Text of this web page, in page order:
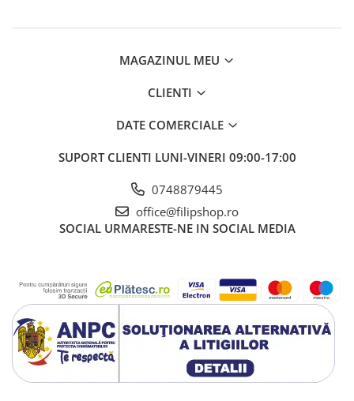
MAGAZINUL MEU
CLIENTI
DATE COMERCIALE
SUPORT CLIENTI LUNI-VINERI 09:00-17:00
0748879445
office@filipshop.ro
SOCIAL URMARESTE-NE IN SOCIAL MEDIA